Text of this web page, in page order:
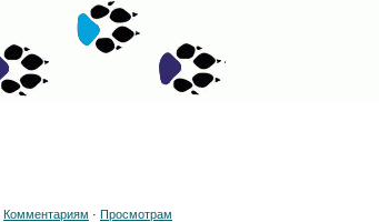
Комментариям · Просмотрам